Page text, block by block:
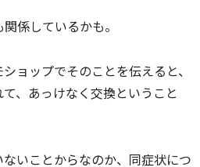
係しているかも。
ョップでそのことを伝えると、
て、あっけなく交換ということ
いことからなのか、同症状につ